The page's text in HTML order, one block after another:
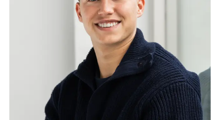
n.hietland@dugardijn.nl
www.linkedin.com/in/nienke-hietland-7170a7255/